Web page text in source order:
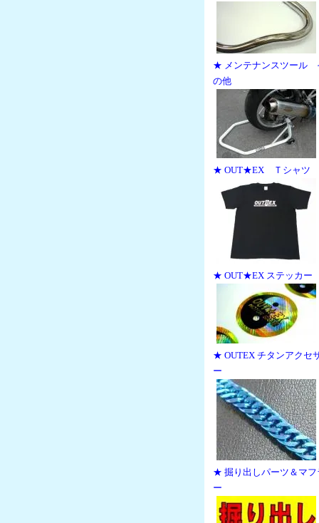
★ メンテナンスツール
の他
★ OUT★EX Ｔシャツ
★ OUT★EX ステッカー
★ OUTEX チタンアクセ
ー
★ 掘り出しパーツ＆マフ
ー